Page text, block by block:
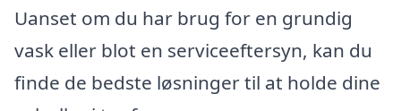
Uanset om du har brug for en grundig
vask eller blot en serviceeftersyn, kan du
finde de bedste løsninger til at holde dine